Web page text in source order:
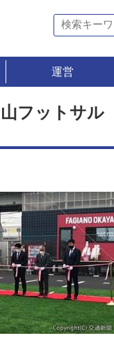
運営
フットサル